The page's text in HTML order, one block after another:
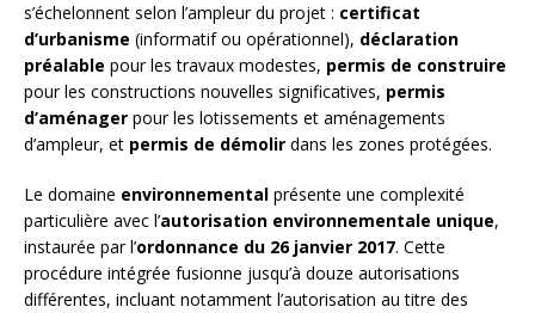
s’échelonnent selon l’ampleur du projet : certificat
d’urbanisme (informatif ou opérationnel), déclaration
préalable pour les travaux modestes, permis de construire
pour les constructions nouvelles significatives, permis
d’aménager pour les lotissements et aménagements
d’ampleur, et permis de démolir dans les zones protégées.
Le domaine environnemental présente une complexité
particulière avec l’autorisation environnementale unique,
instaurée par l’ordonnance du 26 janvier 2017. Cette
procédure intégrée fusionne jusqu’à douze autorisations
différentes, incluant notamment l’autorisation au titre des